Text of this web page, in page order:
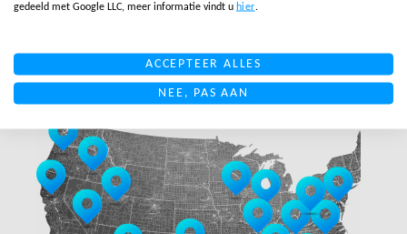
Gerelateerde blogs
LINK BTN
gedeeld met Google LLC, meer informatie vindt u hier.
ACCEPTEER ALLES
NEE, PAS AAN